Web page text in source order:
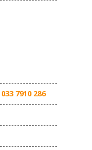
033 7910 286